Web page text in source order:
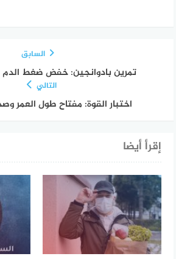
السابق
تمرين بادوانجين: خفض ضغط
التالي
اختبار القوة: مفتاح طول العمر
إقرأ أيضا